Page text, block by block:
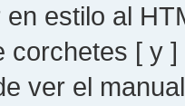
estilo al
corchetes [ y
ver el